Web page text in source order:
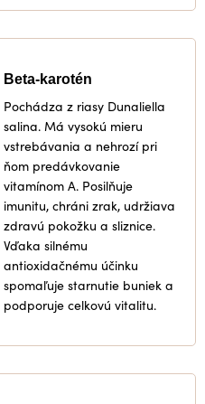
Beta-karotén
Pochádza z riasy Dunaliella
salina. Má vysokú mieru
vstrebávania a nehrozí pri
ňom predávkovanie
vitamínom A. Posilňuje
imunitu, chráni zrak, udržiava
zdravú pokožku a sliznice.
Vďaka silnému
antioxidačnému účinku
spomaľuje starnutie buniek a
podporuje celkovú vitalitu.